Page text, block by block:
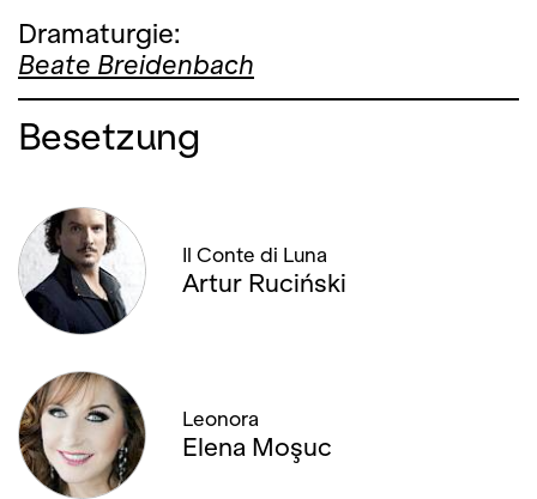
Dramaturgie:
Beate Breidenbach
Besetzung
Il Conte di Luna
Artur Ruciński
Leonora
Elena Moşuc